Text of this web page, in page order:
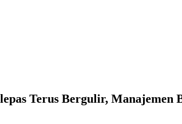
Terus Bergulir, Manajemen